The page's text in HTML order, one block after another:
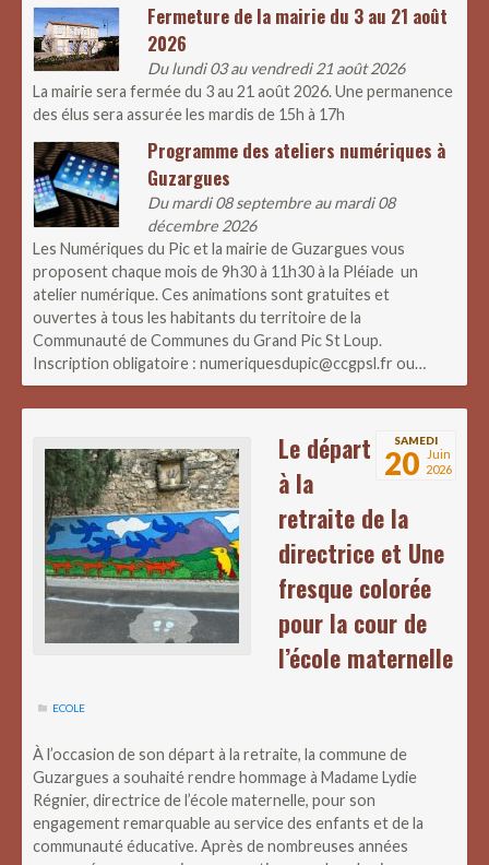
Fermeture de la mairie du 3 au 21 août
2026
Du lundi 03 au vendredi 21 août 2026
La mairie sera fermée du 3 au 21 août 2026. Une permanence
des élus sera assurée les mardis de 15h à 17h
Programme des ateliers numériques à
Guzargues
Du mardi 08 septembre au mardi 08
décembre 2026
Les Numériques du Pic et la mairie de Guzargues vous
proposent chaque mois de 9h30 à 11h30 à la Pléiade un
atelier numérique. Ces animations sont gratuites et
ouvertes à tous les habitants du territoire de la
Communauté de Communes du Grand Pic St Loup.
Inscription obligatoire : numeriquesdupic@ccgpsl.fr ou…
SAMEDI
20
Juin
2026
Le départ
à la
retraite de la
directrice et Une
fresque colorée
pour la cour de
l’école maternelle
ECOLE
À l’occasion de son départ à la retraite, la commune de
Guzargues a souhaité rendre hommage à Madame Lydie
Régnier, directrice de l’école maternelle, pour son
engagement remarquable au service des enfants et de la
communauté éducative. Après de nombreuses années